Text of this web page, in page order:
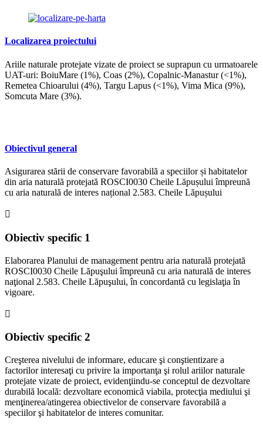
Localizarea proiectului
Ariile naturale protejate vizate de proiect se suprapun cu urmatoarele
UAT-uri: BoiuMare (1%), Coas (2%), Copalnic-Manastur (<1%),
Remetea Chioarului (4%), Targu Lapus (<1%), Vima Mica (9%),
Somcuta Mare (3%).
Obiectivul general
Asigurarea stării de conservare favorabilă a speciilor și habitatelor
din aria naturală protejată ROSCI0030 Cheile Lăpușului împreună
cu aria naturală de interes național 2.583. Cheile Lăpușului
Obiectiv specific 1
Elaborarea Planului de management pentru aria naturală protejată
ROSCI0030 Cheile Lăpuşului împreună cu aria naturală de interes
naţional 2.583. Cheile Lăpuşului, în concordantă cu legislaţia în
vigoare.
Obiectiv specific 2
Creşterea nivelului de informare, educare şi conştientizare a
factorilor interesaţi cu privire la importanţa şi rolul ariilor naturale
protejate vizate de proiect, evidenţiindu-se conceptul de dezvoltare
durabilă locală: dezvoltare economică viabila, protecţia mediului şi
menţinerea/atingerea obiectivelor de conservare favorabilă a
speciilor şi habitatelor de interes comunitar.